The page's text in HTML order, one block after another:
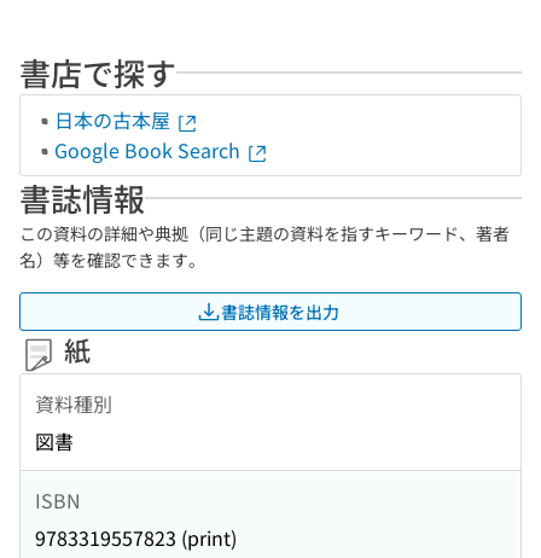
書店で探す
日本の古本屋
Google Book Search
書誌情報
この資料の詳細や典拠（同じ主題の資料を指すキーワード、著者
名）等を確認できます。
書誌情報を出力
紙
資料種別
図書
ISBN
9783319557823 (print)